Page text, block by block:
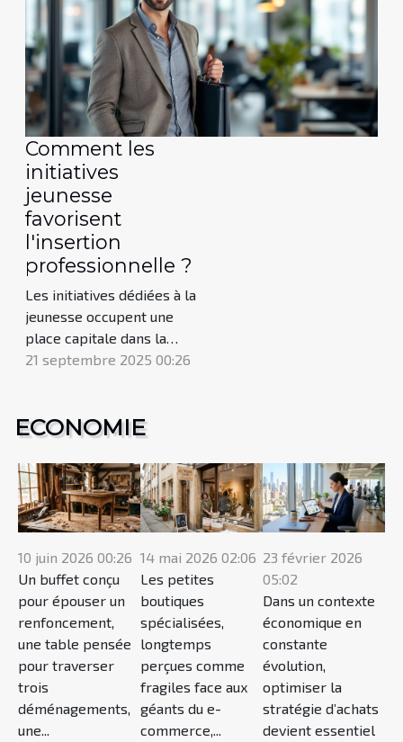
notamment en matière de
relations. À travers leurs
essences, ils traduisent la
diversité, la complexité et
l’évolution des liens
humains à...
Comment les
initiatives
jeunesse
favorisent
l'insertion
professionnelle ?
Les initiatives dédiées à la
jeunesse occupent une
place capitale dans la
facilitation de l'insertion
et adaptés, elles
franchir avec assurance
les premières étapes vers
l'emploi. Découvrez, au fil
de cet article, comment...
21 septembre 2025 00:26
ECONOMIE
10 juin 2026 00:26
Un buffet conçu
pour épouser un
renfoncement,
une table pensée
pour traverser
trois
déménagements,
une...
14 mai 2026 02:06
Les petites
boutiques
spécialisées,
longtemps
perçues comme
fragiles face aux
géants du e-
commerce,...
23 février 2026
05:02
Dans un contexte
économique en
constante
évolution,
optimiser la
stratégie d’achats
devient essentiel